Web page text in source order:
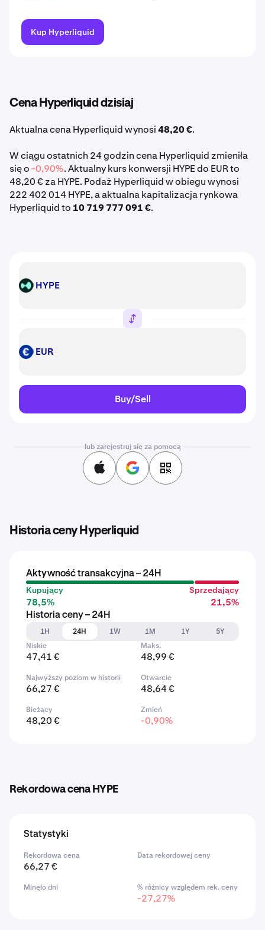
Kup Hyperliquid
Cena Hyperliquid dzisiaj
Aktualna cena Hyperliquid wynosi48,20 €.
W ciągu ostatnich 24 godzin cena Hyperliquid zmieniła
się o-0,90%. Aktualny kurs konwersji HYPE do EUR to
48,20 € za HYPE. Podaż Hyperliquid w obiegu wynosi
222 402 014 HYPE, a aktualna kapitalizacja rynkowa
Hyperliquid to 10 719 777 091 €.
HYPE HYPE
EUR EUR
Buy/Sell
lub zarejestruj się za pomocą
Historia ceny Hyperliquid
Aktywność transakcyjna – 24H
Kupujący
78,5%
Sprzedający
21,5%
Historia ceny – 24H
1H
24H 1W 1M 1Y
5Y
Niskie
47,41 €
Maks.
48,99 €
Najwyższy poziom w historii
66,27 €
Otwarcie
48,64 €
Bieżący
48,20 €
Zmień
-0,90%
Rekordowa cena HYPE
Statystyki
Rekordowa cena
66,27 €
Data rekordowej ceny
Minęło dni % różnicy względem rek. ceny
-27,27%